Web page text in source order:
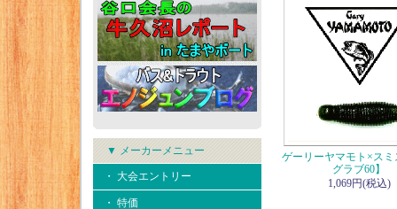
▼ メーカーメニュー
・ 大会エントリー
・ 特価
ゲーリーヤマモト×スミ
グラブ60】
1,069円(税込)